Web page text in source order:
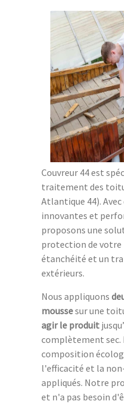
Couvreur 44 est
traitement des
Atlantique 44).
innovantes et
proposons une
protection de votre
étanchéité et un
extérieurs.
Nous appliquons
moussesur une
agir le produit
complètement sec.
composition
l'efficacité et la
appliqués. Notre
et n'a pas besoin